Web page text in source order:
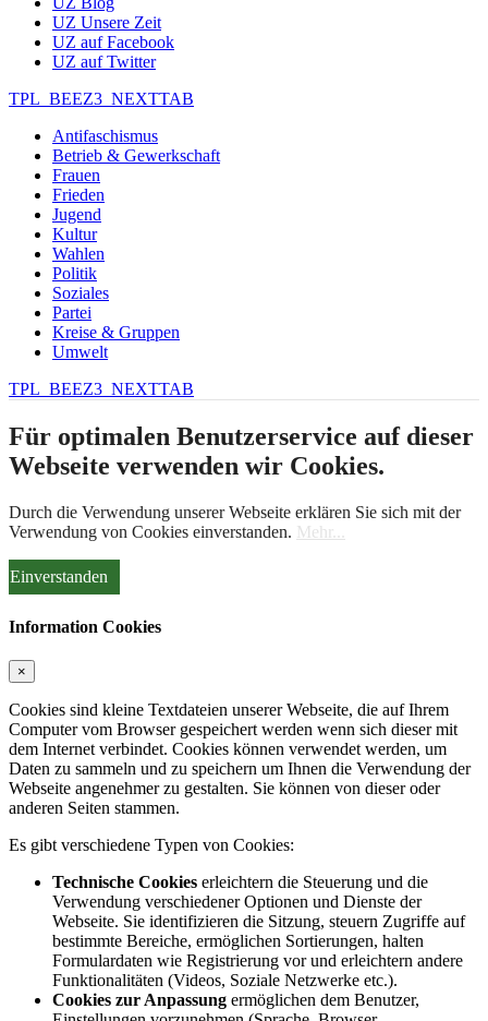
UZ Unsere Zeit
UZ auf Facebook
UZ auf Twitter
TPL_BEEZ3_NEXTTAB
Antifaschismus
Betrieb & Gewerkschaft
Frauen
Frieden
Jugend
Kultur
Wahlen
Politik
Soziales
Partei
Kreise & Gruppen
Umwelt
TPL_BEEZ3_NEXTTAB
Für optimalen Benutzerservice auf dieser
Webseite verwenden wir Cookies.
Durch die Verwendung unserer Webseite erklären Sie sich mit der
Verwendung von Cookies einverstanden. Mehr...
Einverstanden
Information Cookies
×
Cookies sind kleine Textdateien unserer Webseite, die auf Ihrem
Computer vom Browser gespeichert werden wenn sich dieser mit
dem Internet verbindet. Cookies können verwendet werden, um
Daten zu sammeln und zu speichern um Ihnen die Verwendung der
Webseite angenehmer zu gestalten. Sie können von dieser oder
anderen Seiten stammen.
Es gibt verschiedene Typen von Cookies:
Technische Cookies erleichtern die Steuerung und die
Verwendung verschiedener Optionen und Dienste der
Webseite. Sie identifizieren die Sitzung, steuern Zugriffe auf
bestimmte Bereiche, ermöglichen Sortierungen, halten
Formulardaten wie Registrierung vor und erleichtern andere
Funktionalitäten (Videos, Soziale Netzwerke etc.).
Cookies zur Anpassung ermöglichen dem Benutzer,